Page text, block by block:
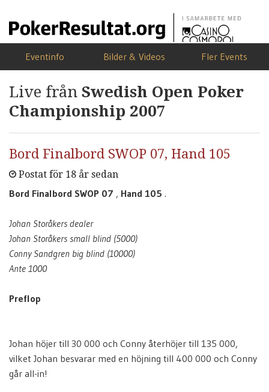
Eventinfo Bilder & Videos Fler Events
Live från Swedish Open Poker
Championship 2007
Bord Finalbord SWOP 07, Hand 105
Postat för 18 år sedan
Bord Finalbord SWOP 07 , Hand 105 .
Johan Storåkers dealer
Johan Storåkers small blind (5000)
Conny Sandgren big blind (10000)
Ante 1000
Preflop
Johan höjer till 30 000 och Conny återhöjer till 135 000,
vilket Johan besvarar med en höjning till 400 000 och Conny
går all-in!